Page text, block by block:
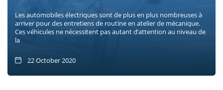
Les automobiles électriques sont de plus en plus nombreuses à
arriver pour des entretiens de routine en atelier de mécanique.
Ces véhicules ne nécessitent pas autant d’attention au niveau de
la
22 October 2020